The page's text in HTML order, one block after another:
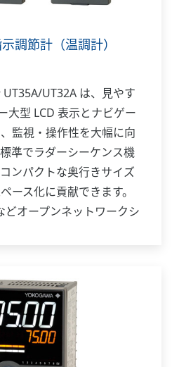
調節計（温調計）
UT32A は、見やす
大型 LCD 表示とナビゲー
監視・操作性を大幅に向
準でラダーシーケンス機
ンパクトな奥行きサイズ
ース化に貢献できます。
オープンネットワークシ